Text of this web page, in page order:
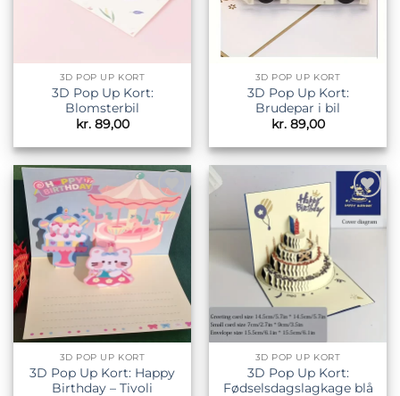
3D POP UP KORT
3D Pop Up Kort:
Blomsterbil
kr.89,00
3D POP UP KORT
3D Pop Up Kort:
Brudepar i bil
kr.89,00
Tilføj til
ønskeliste
3D POP UP KORT
3D Pop Up Kort: Happy
Birthday – Tivoli
Tilføj til
ønskeliste
3D POP UP KORT
3D Pop Up Kort:
Fødselsdagslagkage blå